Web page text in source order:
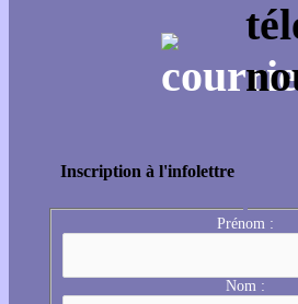
Inscription à l'infolettre
Prénom :
Nom :